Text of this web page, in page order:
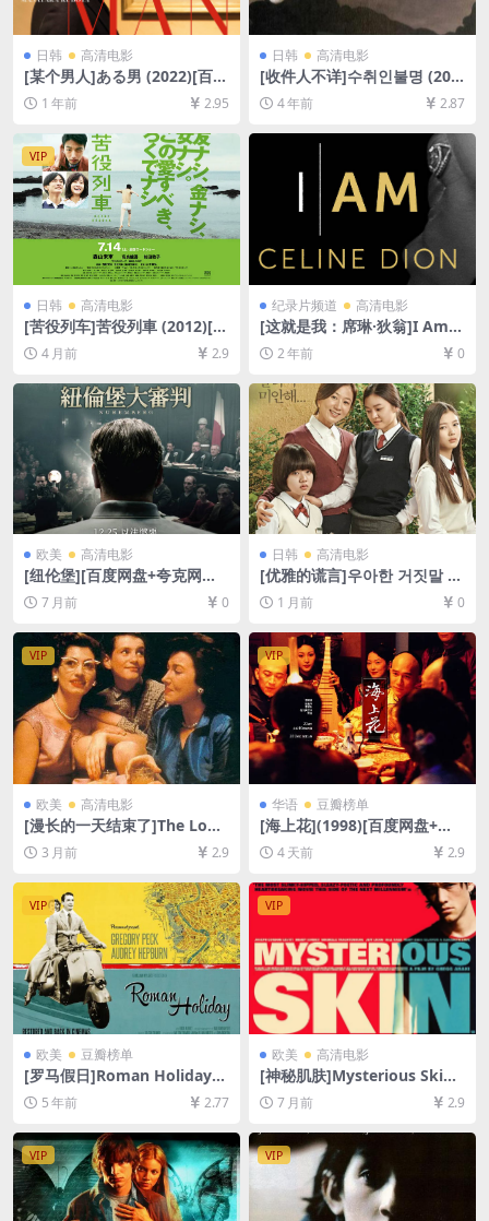
日韩 高清电影
[某个男人]ある男 (2022)[百度
网盘+夸克网盘1080P超清未
删减资源][网盘在线播放/下
载][MP4/8.4GB][中文字幕]
1 年前 2.95
日韩 高清电影
[收件人不详]수취인불명 (200
1)[百度网盘+迅雷云盘+夸克网
盘资源1080P超清未删减][MP
4/7.4GB][韩语中字]
4 年前 2.87
VIP
日韩 高清电影
[苦役列车]苦役列車 (2012)[百
度网盘+夸克网盘1080P超清
未删减资源][网盘在线播放/下
4 月前 2.9
纪录片频道 高清电影
[这就是我：席琳·狄翁]I Am:
Celine Dion (2024)[百度网盘
+夸克网盘1080P超清未删减
4/6.5GB][官方中字]
2 年前 0
欧美 高清电影
[纽伦堡][百度网盘+夸克网盘4
K超清未删减资源][网盘在线播
放/下载][MKV/15GB][中文字
幕]
7 月前 0
日韩 高清电影
[优雅的谎言]우아한 거짓말 (2
014)[百度网盘+夸克网盘1080
P超清未删减资源][网盘在线播
放/下载][MP4/7.5GB][中文字
幕]
1 月前 0
VIP
欧美 高清电影
[漫长的一天结束了]The Long
Day Closes (1992)[百度网盘
+夸克网盘1080P超清未删减
资源][网盘在线播放/下载][MP
4/5.8GB][中英字幕]
3 月前 2.9
VIP
华语 豆瓣榜单
[海上花](1998)[百度网盘+夸
克网盘1080P超清未删减资源]
[网盘在线播放/下载][MP4/7.
6GB][中文字幕]
4 天前 2.9
VIP
欧美 豆瓣榜单
[罗马假日]Roman Holiday
(1953)[百度网盘+迅雷云盘资
源1080P超清未删减][MP4/7.
5 年前 2.77
VIP
欧美 高清电影
[神秘肌肤]Mysterious Skin
(2004)[百度网盘+夸克网盘10
80P超清未删减资源][网盘在
字幕]
7 月前 2.9
VIP VIP